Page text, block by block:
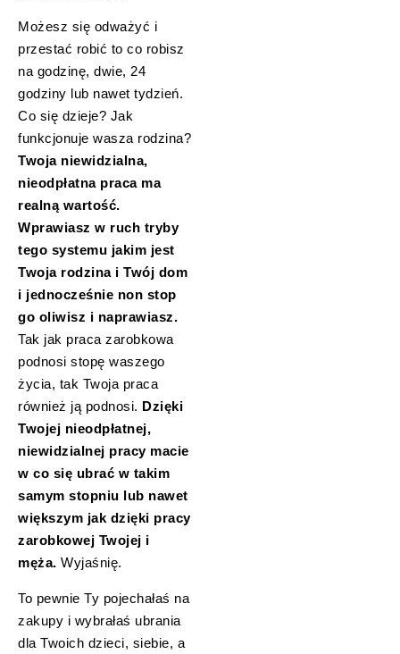
Możesz się odważyć i
przestać robić to co robisz
na godzinę, dwie, 24
godziny lub nawet tydzień.
Co się dzieje? Jak
funkcjonuje wasza rodzina?
Twoja niewidzialna,
nieodpłatna praca ma
realną wartość.
Wprawiasz w ruch tryby
tego systemu jakim jest
Twoja rodzina i Twój dom
i jednocześnie non stop
go oliwisz i naprawiasz.
Tak jak praca zarobkowa
podnosi stopę waszego
życia, tak Twoja praca
również ją podnosi. Dzięki
Twojej nieodpłatnej,
niewidzialnej pracy macie
w co się ubrać w takim
samym stopniu lub nawet
większym jak dzięki pracy
zarobkowej Twojej i
męża. Wyjaśnię.
To pewnie Ty pojechałaś na
zakupy i wybrałaś ubrania
dla Twoich dzieci, siebie, a